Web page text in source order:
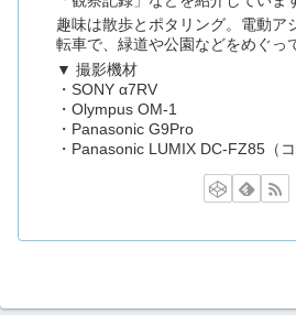
趣味は散歩とポタリング。電動ア
転車で、緑道や公園などをめぐっ
▼ 撮影機材
・SONY α7RV
・Olympus OM-1
・Panasonic G9Pro
・Panasonic LUMIX DC-FZ85（コ